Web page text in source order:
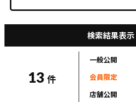
検索結果表示
13 件
一般公開
会員限定
店舗公開